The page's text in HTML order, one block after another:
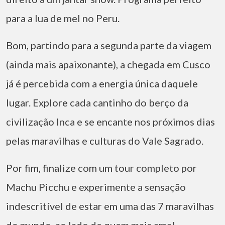
para a lua de mel no Peru.
Bom, partindo para a segunda parte da viagem
(ainda mais apaixonante), a chegada em Cusco
já é percebida com a energia única daquele
lugar. Explore cada cantinho do berço da
civilização Inca e se encante nos próximos dias
pelas maravilhas e culturas do Vale Sagrado.
Por fim, finalize com um tour completo por
Machu Picchu e experimente a sensação
indescritível de estar em uma das 7 maravilhas